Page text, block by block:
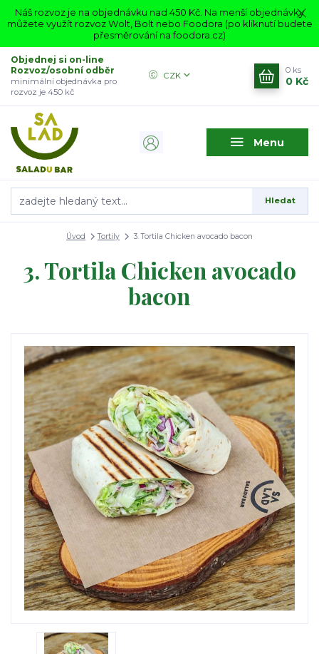
Náš rozvoz je na objednávku nad 450 Kč. Na menší objednávky
můžete využít rozvoz Wolt, Bolt nebo Foodora (po kliknutí budete
přesměrování na foodora.cz)
Menu
CZK
Hledat
Objednej si on-line
Rozvoz/osobní odběr
minimální objednávka pro
rozvoz je 450 kč
0 ks
0 Kč
Úvod Tortily 3. Tortila Chicken avocado bacon
3. Tortila Chicken avocado
bacon